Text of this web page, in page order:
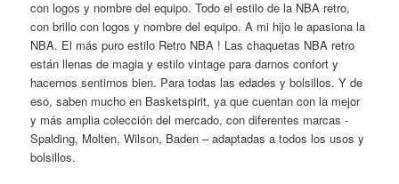
con logos y nombre del equipo. Todo el estilo de la NBA retro,
con brillo con logos y nombre del equipo. A mi hijo le apasiona la
NBA. El más puro estilo Retro NBA ! Las chaquetas NBA retro
están llenas de magia y estilo vintage para darnos confort y
hacernos sentirnos bien. Para todas las edades y bolsillos. Y de
eso, saben mucho en Basketspirit, ya que cuentan con la mejor
y más amplia colección del mercado, con diferentes marcas -
Spalding, Molten, Wilson, Baden – adaptadas a todos los usos y
bolsillos.